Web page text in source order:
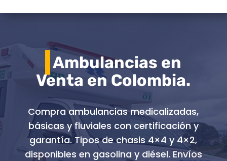
Ambulancias en
Venta en Colombia.
Compra ambulancias medicalizadas,
básicas y fluviales con certificación y
garantía. Tipos de chasis 4×4 y 4×2,
disponibles en gasolina y diésel. Envíos